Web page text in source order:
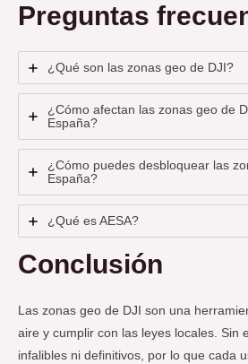
Preguntas
¿Qué son las zonas geo de DJI?
¿Cómo afectan las zonas geo de
España?
¿Cómo puedes desbloquear las
España?
¿Qué es AESA?
Conclusión
Las zonas geo de DJI son una
aire y cumplir con las leyes locales. Sin
infalibles ni definitivos, por lo que cada